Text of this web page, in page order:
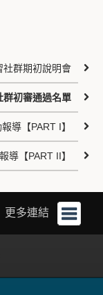
社群期初說明會
群初審通過名單
導【PART I】
導【PART II】
更多連結